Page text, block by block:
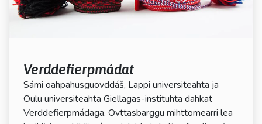
Verddefierpmádat
Sámi oahpahusguovddáš, Lappi universiteahta ja
Oulu universiteahta Giellagas-instituhta dahkat
Verddefierpmádaga. Ovttasbarggu mihttomearri lea